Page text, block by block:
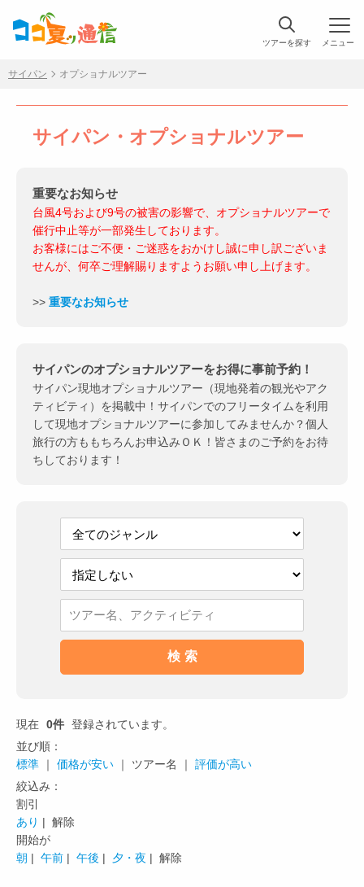
ツアーを探す
サイパン オプショナルツアー
サイパン・オプショナルツアー
重要なお知らせ
台風4号および9号の被害の影響で、オプショナルツアーで
催行中止等が一部発生しております。
お客様にはご不便・ご迷惑をおかけし誠に申し訳ございま
せんが、何卒ご理解賜りますようお願い申し上げます。
>> 重要なお知らせ
サイパンのオプショナルツアーをお得に事前予約！
サイパン現地オプショナルツアー（現地発着の観光やアク
ティビティ）を掲載中！サイパンでのフリータイムを利用
して現地オプショナルツアーに参加してみませんか？個人
旅行の方ももちろんお申込みＯＫ！皆さまのご予約をお待
ちしております！
現在 0件 登録されています。
並び順：
標準 ｜ 価格が安い ｜ ツアー名 ｜ 評価が高い
絞込み：
割引
あり | 解除
開始が
朝 | 午前 | 午後 | 夕・夜 | 解除
メニュー